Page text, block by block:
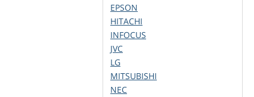
EPSON
HITACHI
INFOCUS
JVC
LG
MITSUBISHI
NEC